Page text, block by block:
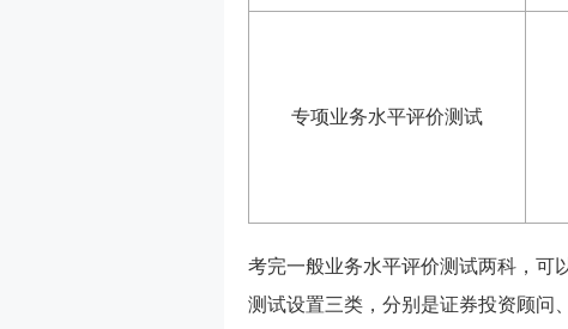
专项业务水平评价测试
考完一般业务水平评价测试两科，可
测试设置三类，分别是证券投资顾问